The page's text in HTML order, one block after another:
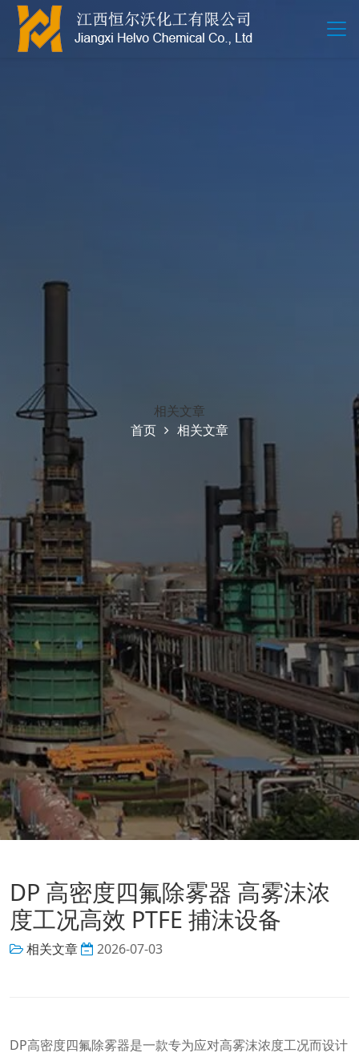
相关文章
首页
相关文章
DP 高密度四氟除雾器 高雾沫浓
度工况高效 PTFE 捕沫设备
相关文章 2026-07-03
DP高密度四氟除雾器是一款专为应对高雾沫浓度工况而设计